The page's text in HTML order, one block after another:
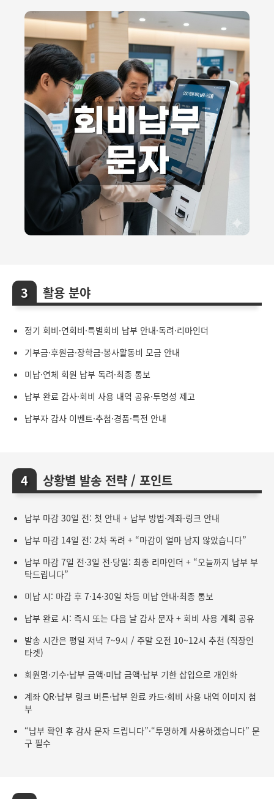
활용 분야
정기 회비·연회비·특별회비 납부 안내·독려·리마인더
기부금·후원금·장학금·봉사활동비 모금 안내
미납·연체 회원 납부 독려·최종 통보
납부 완료 감사·회비 사용 내역 공유·투명성 제고
납부자 감사 이벤트·추첨·경품·특전 안내
상황별 발송 전략 / 포인트
납부 마감 30일 전: 첫 안내 + 납부 방법·계좌·링크 안내
납부 마감 14일 전: 2차 독려 + “마감이 얼마 남지 않았습니다”
납부 마감 7일 전·3일 전·당일: 최종 리마인더 + “오늘까지 납부 부
탁드립니다”
미납 시: 마감 후 7·14·30일 차등 미납 안내·최종 통보
납부 완료 시: 즉시 또는 다음 날 감사 문자 + 회비 사용 계획 공유
발송 시간은 평일 저녁 7~9시 / 주말 오전 10~12시 추천 (직장인
타겟)
회원명·기수·납부 금액·미납 금액·납부 기한 삽입으로 개인화
계좌 QR·납부 링크 버튼·납부 완료 카드·회비 사용 내역 이미지 첨
부
“납부 확인 후 감사 문자 드립니다”·“투명하게 사용하겠습니다” 문
구 필수